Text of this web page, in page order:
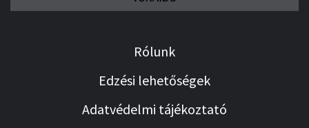
Rólunk
Edzési lehetőségek
Adatvédelmi tájékoztató